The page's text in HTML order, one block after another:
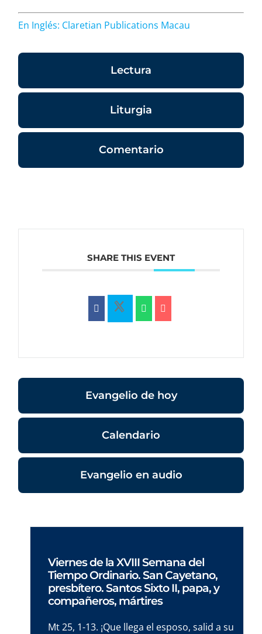
En Inglés: Claretian Publications Macau
Lectura
Liturgia
Comentario
SHARE THIS EVENT
Evangelio de hoy
Calendario
Evangelio en audio
Viernes de la XVIII Semana del
Tiempo Ordinario. San Cayetano,
presbítero. Santos Sixto II, papa, y
compañeros, mártires
Mt 25, 1-13. ¡Que llega el esposo, salid a su